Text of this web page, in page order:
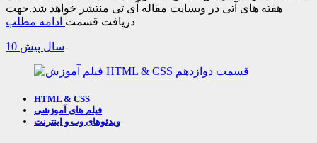
هفته های آتی در وبسایت مقاله آی تی منتشر خواهد شد.جهت
دریافت قسمت ادامه مطلب
10 سال پیش
HTML & CSS
فیلم های آموزشی
ویدئوهای وب و اینترنت